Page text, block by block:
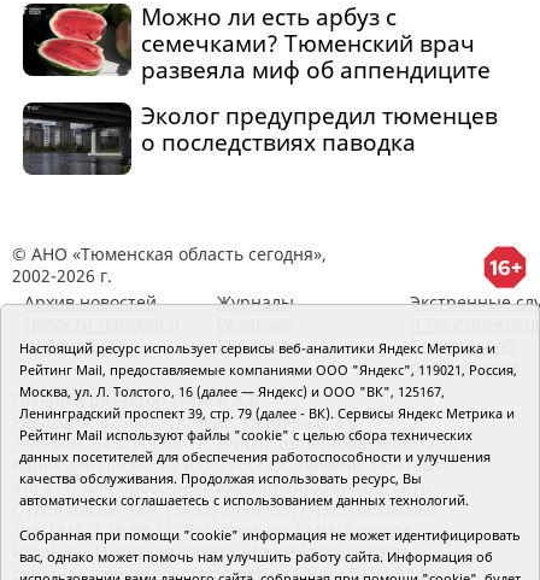
Можно ли есть арбуз с
семечками? Тюменский врач
развеяла миф об аппендиците
Эколог предупредил тюменцев
о последствиях паводка
© АНО «Тюменская область сегодня»,
2002-2026 г.
Архив новостей
районов ТО
Журналы
RSS поток
Экстренные
Сведения об
организации
Главный редактор Рябков А.В.
Редакция: 625002, Тюмень, Осипенко, 81,
телефон (3452)49-00-18, e-mail: tumentoday@obl72.ru
Адрес для писем: 625000, Россия, Тюмень, Почтамт,
а/я 371. Для пресс-релизов: tumentoday@obl72.ru.
Отдел писем: тел. (3452) 39-90-59. Отдел рекламы:
тел. (3452) 39-90-51. Регистрация СМИ: Сетевое
издание «Интернет-газета «Тюменская область
сегодня», свидетельство о регистрации СМИ Эл №
Настоящий ресурс использует сервисы веб-аналитики Яндекс Метрика и
Рейтинг Mail, предоставляемые компаниями ООО "Яндекс", 119021, Россия,
Москва, ул. Л. Толстого, 16 (далее — Яндекс) и ООО "ВК", 125167,
Ленинградский проспект 39, стр. 79 (далее - ВК). Сервисы Яндекс Метрика и
Рейтинг Mail используют файлы "cookie" с целью сбора технических
данных посетителей для обеспечения работоспособности и улучшения
качества обслуживания. Продолжая использовать ресурс, Вы
автоматически соглашаетесь с использованием данных технологий.
Собранная при помощи "cookie" информация не может идентифицировать
вас, однако может помочь нам улучшить работу сайта. Информация об